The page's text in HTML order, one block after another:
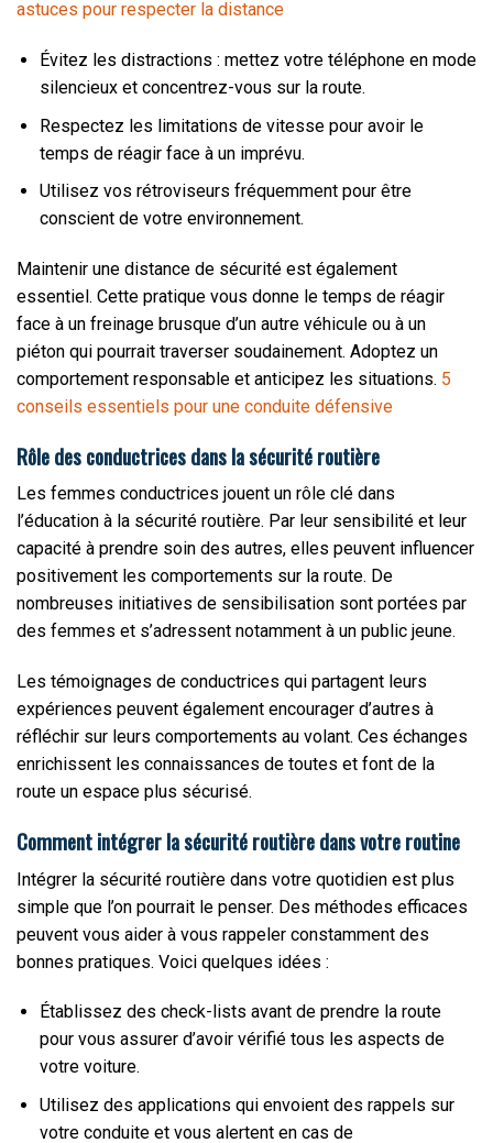
astuces pour respecter la distance
Évitez les distractions : mettez votre téléphone en mode
silencieux et concentrez-vous sur la route.
Respectez les limitations de vitesse pour avoir le
temps de réagir face à un imprévu.
Utilisez vos rétroviseurs fréquemment pour être
conscient de votre environnement.
Maintenir une distance de sécurité est également
essentiel. Cette pratique vous donne le temps de réagir
face à un freinage brusque d’un autre véhicule ou à un
piéton qui pourrait traverser soudainement. Adoptez un
comportement responsable et anticipez les situations. 5
conseils essentiels pour une conduite défensive
Rôle des conductrices dans la sécurité routière
Les femmes conductrices jouent un rôle clé dans
l’éducation à la sécurité routière. Par leur sensibilité et leur
capacité à prendre soin des autres, elles peuvent influencer
positivement les comportements sur la route. De
nombreuses initiatives de sensibilisation sont portées par
des femmes et s’adressent notamment à un public jeune.
Les témoignages de conductrices qui partagent leurs
expériences peuvent également encourager d’autres à
réfléchir sur leurs comportements au volant. Ces échanges
enrichissent les connaissances de toutes et font de la
route un espace plus sécurisé.
Comment intégrer la sécurité routière dans votre routine
Intégrer la sécurité routière dans votre quotidien est plus
simple que l’on pourrait le penser. Des méthodes efficaces
peuvent vous aider à vous rappeler constamment des
bonnes pratiques. Voici quelques idées :
Établissez des check-lists avant de prendre la route
pour vous assurer d’avoir vérifié tous les aspects de
votre voiture.
Utilisez des applications qui envoient des rappels sur
votre conduite et vous alertent en cas de